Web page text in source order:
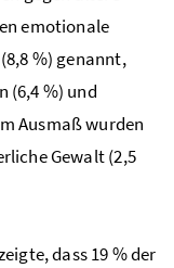
emotionale
%) genannt,
(6,4 %) und
Ausmaß wurden
Gewalt (2,5
dass 19 % der